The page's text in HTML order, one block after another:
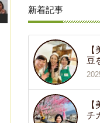
新着記事
豆
チ